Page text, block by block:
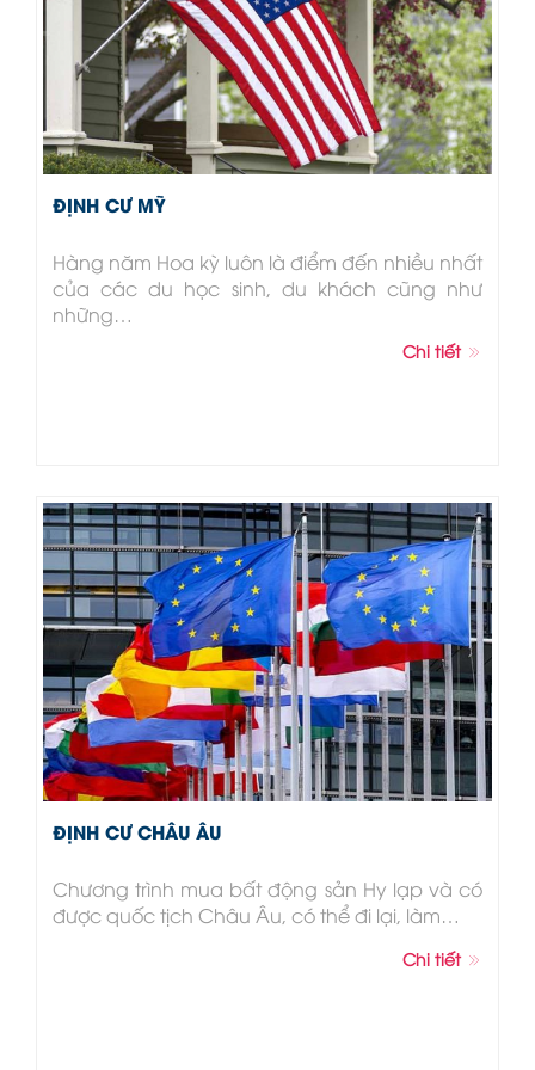
ĐỊNH CƯ MỸ
Hàng năm Hoa kỳ luôn là điểm đến nhiều nhất
của các du học sinh, du khách cũng như
những…
Chi tiết
ĐỊNH CƯ CHÂU ÂU
Chương trình mua bất động sản Hy lạp và có
được quốc tịch Châu Âu, có thể đi lại, làm…
Chi tiết